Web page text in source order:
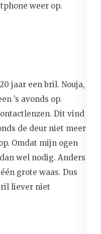
weer op.
jaar een bril. Nouja,
’s avonds op.
Dit vind
de deur niet meer
Omdat mijn ogen
wel nodig. Anders
grote waas. Dus
liever niet